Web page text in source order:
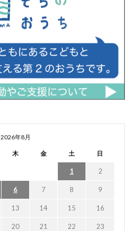
2026年8月
木 金 土 日
1 2
6 7 8 9
13 14 15 16
20 21 22 23